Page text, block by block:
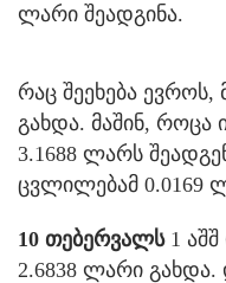
ლარი შეადგინა.
რაც შეეხება ევროს,
გახდა. მაშინ, როცა
3.1688 ლარს
ცვლილებამ 0.0169
10 თებერვალს1
2.6838 ლარი